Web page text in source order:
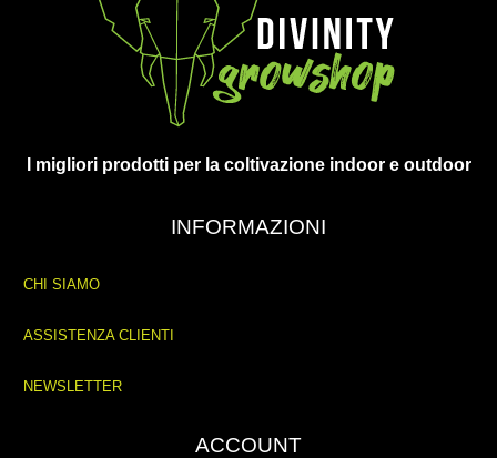
I migliori prodotti per la coltivazione indoor e outdoor
INFORMAZIONI
CHI SIAMO
ASSISTENZA CLIENTI
NEWSLETTER
ACCOUNT